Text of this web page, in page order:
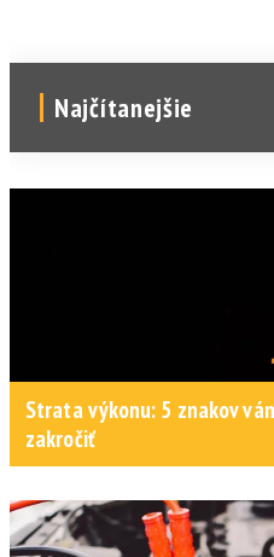
Najčítanejšie
Strata výkonu: 5 znakov
zakročiť